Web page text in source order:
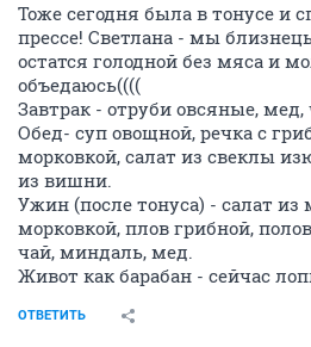
Тоже сегодня была в тонусе и
прессе! Светлана - мы
остатся голодной без мяса и
объедаюсь((((
Завтрак - отруби овсяные, мед,
Обед- суп овощной, речка с
морковкой, салат из свеклы
из вишни.
Ужин (после тонуса) - салат из
морковкой, плов грибной,
чай, миндаль, мед.
Живот как барабан - сейчас
ОТВЕТИТЬ